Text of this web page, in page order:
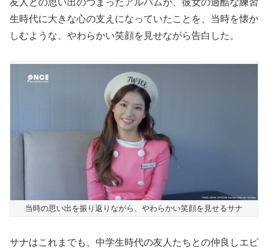
生時代に大きな心の支えになっていたことを、当時を懐か
しむような、やわらかい笑顔を見せながら告白した。
当時の思い出を振り返りながら、やわらかい笑顔を見せるサナ
サナはこれまでも、中学生時代の友人たちとの仲良しエピ